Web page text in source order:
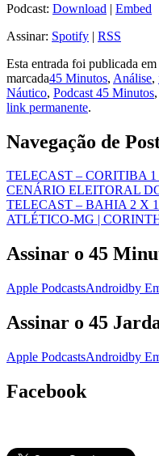
Podcast: Download | Embed
Assinar: Spotify | RSS
Esta entrada foi publicada em
marcada45 Minutos, Análise,
Náutico, Podcast 45 Minutos,
link permanente.
Navegação de
TELECAST – CORITIBA
CENÁRIO ELEITORAL
TELECAST – BAHIA 2 X
ATLÉTICO-MG |
Assinar o 45
Apple PodcastsAndroidby
Assinar o 45
Apple PodcastsAndroidby
Facebook